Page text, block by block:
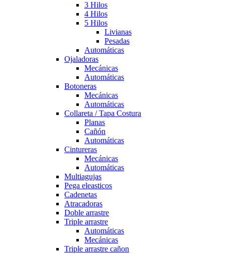
3 Hilos
4 Hilos
5 Hilos
Livianas
Pesadas
Automáticas
Ojaladoras
Mecánicas
Automáticas
Botoneras
Mecánicas
Automáticas
Collareta / Tapa Costura
Planas
Cañón
Automáticas
Cintureras
Mecánicas
Automáticas
Multiagujas
Pega eleasticos
Cadenetas
Atracadoras
Doble arrastre
Triple arrastre
Automáticas
Mecánicas
Triple arrastre cañon